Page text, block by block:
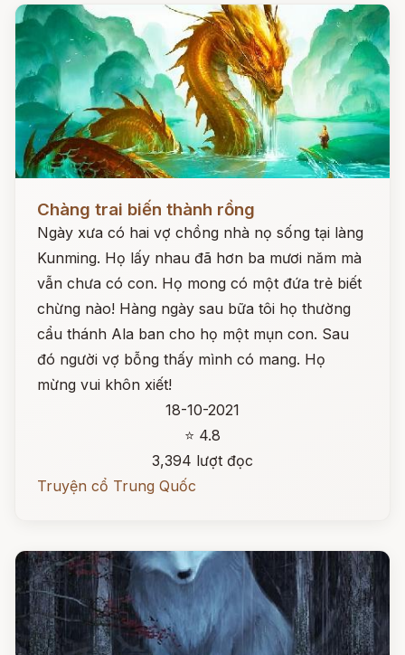
Chàng trai biến thành rồng
Ngày xưa có hai vợ chồng nhà nọ sống tại làng
Kunming. Họ lấy nhau đã hơn ba mươi năm mà
vẫn chưa có con. Họ mong có một đứa trẻ biết
chừng nào! Hàng ngày sau bữa tôi họ thường
cẩu thánh Ala ban cho họ một mụn con. Sau
đó người vợ bỗng thấy mình có mang. Họ
mừng vui khôn xiết!
18-10-2021
⭐ 4.8
3,394 lượt đọc
Truyện cổ Trung Quốc